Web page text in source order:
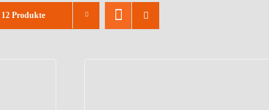
12 Produkte